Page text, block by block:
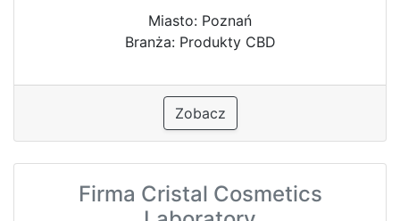
Miasto: Poznań
Branża: Produkty CBD
Zobacz
Firma Cristal Cosmetics